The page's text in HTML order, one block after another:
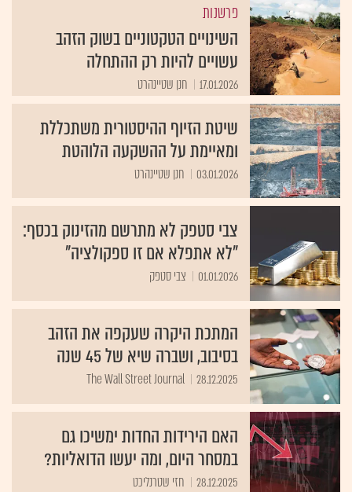
פרשנות
השינויים הטקטוניים בשוק הזהב
עשויים להיות רק ההתחלה
17.01.2026 חנן שטיינהרט
שיטת הזיוף ההיסטורית משתכללת
ומאיימת על ההשקעה הלוהטת
03.01.2026 חנן שטיינהרט
צבי סטפק לא מתרשם מהזינוק בכסף:
"לא אתפלא אם זו ספקולציה"
01.01.2026 צבי סטפק
המתכת היקרה שעקפה את הזהב
בסיבוב, ושברה שיא של 45 שנה
28.12.2025
The Wall Street Journal
האם הירידות החדות ימשיכו גם
במסחר היום, ומה יעשו הדואליות?
28.12.2025 חזי שטרנליכט